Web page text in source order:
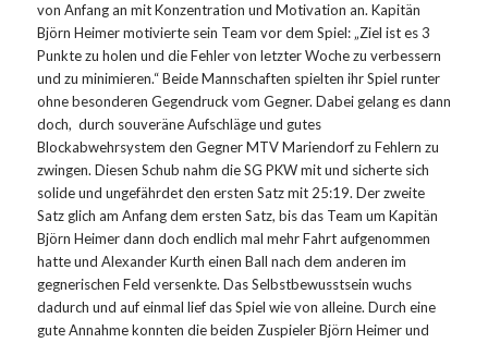
von Anfang an mit Konzentration und Motivation an. Kapitän
Björn Heimer motivierte sein Team vor dem Spiel: „Ziel ist es 3
Punkte zu holen und die Fehler von letzter Woche zu verbessern
und zu minimieren.“ Beide Mannschaften spielten ihr Spiel runter
ohne besonderen Gegendruck vom Gegner. Dabei gelang es dann
doch, durch souveräne Aufschläge und gutes
Blockabwehrsystem den Gegner MTV Mariendorf zu Fehlern zu
zwingen. Diesen Schub nahm die SG PKW mit und sicherte sich
solide und ungefährdet den ersten Satz mit 25:19. Der zweite
Satz glich am Anfang dem ersten Satz, bis das Team um Kapitän
Björn Heimer dann doch endlich mal mehr Fahrt aufgenommen
hatte und Alexander Kurth einen Ball nach dem anderen im
gegnerischen Feld versenkte. Das Selbstbewusstsein wuchs
dadurch und auf einmal lief das Spiel wie von alleine. Durch eine
gute Annahme konnten die beiden Zuspieler Björn Heimer und